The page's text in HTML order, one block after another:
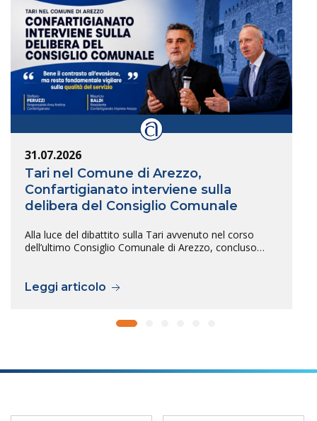
31.07.2026
Tari nel Comune di Arezzo,
Confartigianato interviene sulla
delibera del Consiglio Comunale
Alla luce del dibattito sulla Tari avvenuto nel corso
dell’ultimo Consiglio Comunale di Arezzo, concluso…
Leggi articolo